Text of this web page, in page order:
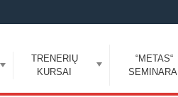
TRENERIŲ
KURSAI
“METAS“
SEMINARAI